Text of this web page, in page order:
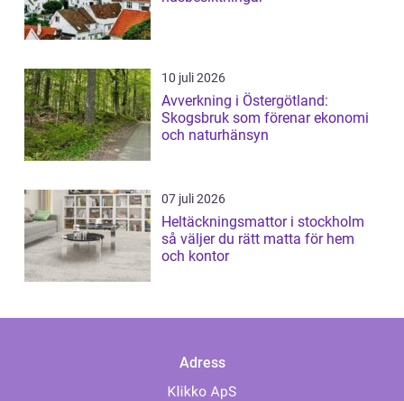
10 juli 2026
Avverkning i Östergötland:
Skogsbruk som förenar ekonomi
och naturhänsyn
07 juli 2026
Heltäckningsmattor i stockholm
så väljer du rätt matta för hem
och kontor
Adress